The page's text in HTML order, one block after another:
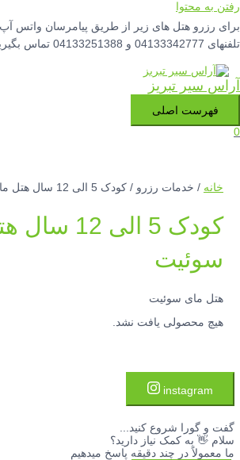
رفتن به محتوا
برای رزرو هتل های زیر از طریق پیامرسان واتس
تلفنهای 04133342777 و 04133251388 تماس بگیرید.
آراس سیر تبریز
فهرست اصلی
0
خانه / خدمات رزرو / کودک 5 الی 12 سال هتل مای سوئیت
کودک 5 الی
سوئیت
هتل مای سوئیت
هیچ محصولی یافت نشد.
instagram
گفت و گورا شروع کنید...
سلام👋 به کمک نیاز دارید؟
ما معمولاً در چند دقیقه پاسخ میدهیم